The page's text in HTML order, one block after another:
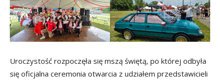
Uroczystość rozpoczęła się mszą świętą, po której odbyła
się oficjalna ceremonia otwarcia z udziałem przedstawicieli